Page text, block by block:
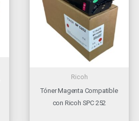
Ricoh
Tóner Magenta Compatible
con Ricoh SPC 252